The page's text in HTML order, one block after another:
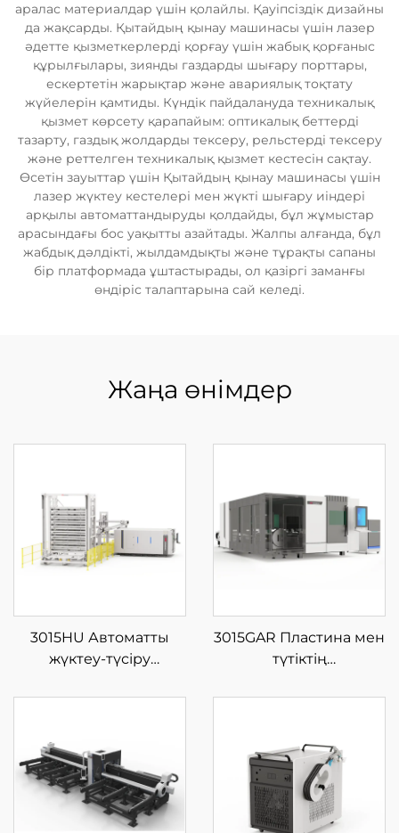
аралас материалдар үшін қолайлы. Қауіпсіздік дизайны
да жақсарды. Қытайдың қынау машинасы үшін лазер
әдетте қызметкерлерді қорғау үшін жабық қорғаныс
құрылғылары, зиянды газдарды шығару порттары,
ескертетін жарықтар және авариялық тоқтату
жүйелерін қамтиды. Күндік пайдалануда техникалық
қызмет көрсету қарапайым: оптикалық беттерді
тазарту, газдық жолдарды тексеру, рельстерді тексеру
және реттелген техникалық қызмет кестесін сақтау.
Өсетін зауыттар үшін Қытайдың қынау машинасы үшін
лазер жүктеу кестелері мен жүкті шығару иіндері
арқылы автоматтандыруды қолдайды, бұл жұмыстар
арасындағы бос уақытты азайтады. Жалпы алғанда, бұл
жабдық дәлдікті, жылдамдықты және тұрақты сапаны
бір платформада ұштастырады, ол қазіргі заманғы
өндіріс талаптарына сай келеді.
Жаңа өнімдер
3015HU Автоматты
жүктеу-түсіру
жабық типті шыны
машинасы
3015GAR Пластина мен
түтіктің
жабық айырбас
талшықты лазерлі кесу
машинасы